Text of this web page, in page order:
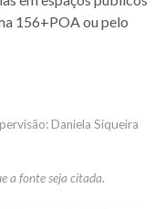
156+POA ou pelo
Daniela Siqueira